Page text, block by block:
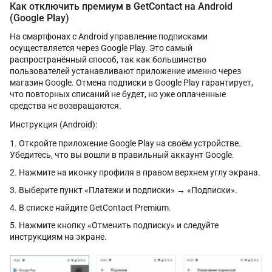
Как отключить премиум в GetContact на Android
(Google Play)
На смартфонах с Android управление подписками
осуществляется через Google Play. Это самый
распространённый способ, так как большинство
пользователей устанавливают приложение именно через
магазин Google. Отмена подписки в Google Play гарантирует,
что повторных списаний не будет, но уже оплаченные
средства не возвращаются.
Инструкция (Android):
Откройте приложение Google Play на своём устройстве.
Убедитесь, что вы вошли в правильный аккаунт Google.
Нажмите на иконку профиля в правом верхнем углу экрана.
Выберите пункт «Платежи и подписки» → «Подписки».
В списке найдите GetContact Premium.
Нажмите кнопку «Отменить подписку» и следуйте
инструкциям на экране.